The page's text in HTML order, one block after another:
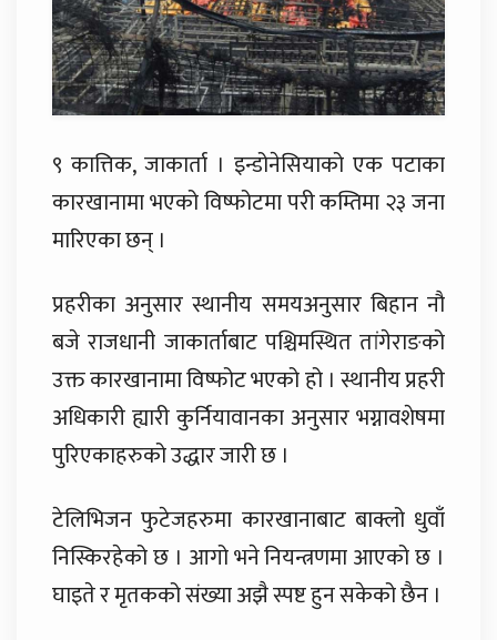
९ कात्तिक, जाकार्ता । इन्डोनेसियाको एक पटाका
कारखानामा भएको विष्फोटमा परी कम्तिमा २३ जना
मारिएका छन् ।
प्रहरीका अनुसार स्थानीय समयअनुसार बिहान नौ
बजे राजधानी जाकार्ताबाट पश्चिमस्थित तांगेराङको
उक्त कारखानामा विष्फोट भएको हो । स्थानीय प्रहरी
अधिकारी ह्यारी कुर्नियावानका अनुसार भग्नावशेषमा
पुरिएकाहरुको उद्धार जारी छ ।
टेलिभिजन फुटेजहरुमा कारखानाबाट बाक्लो धुवाँ
निस्किरहेको छ । आगो भने नियन्त्रणमा आएको छ ।
घाइते र मृतकको संख्या अझै स्पष्ट हुन सकेको छैन ।